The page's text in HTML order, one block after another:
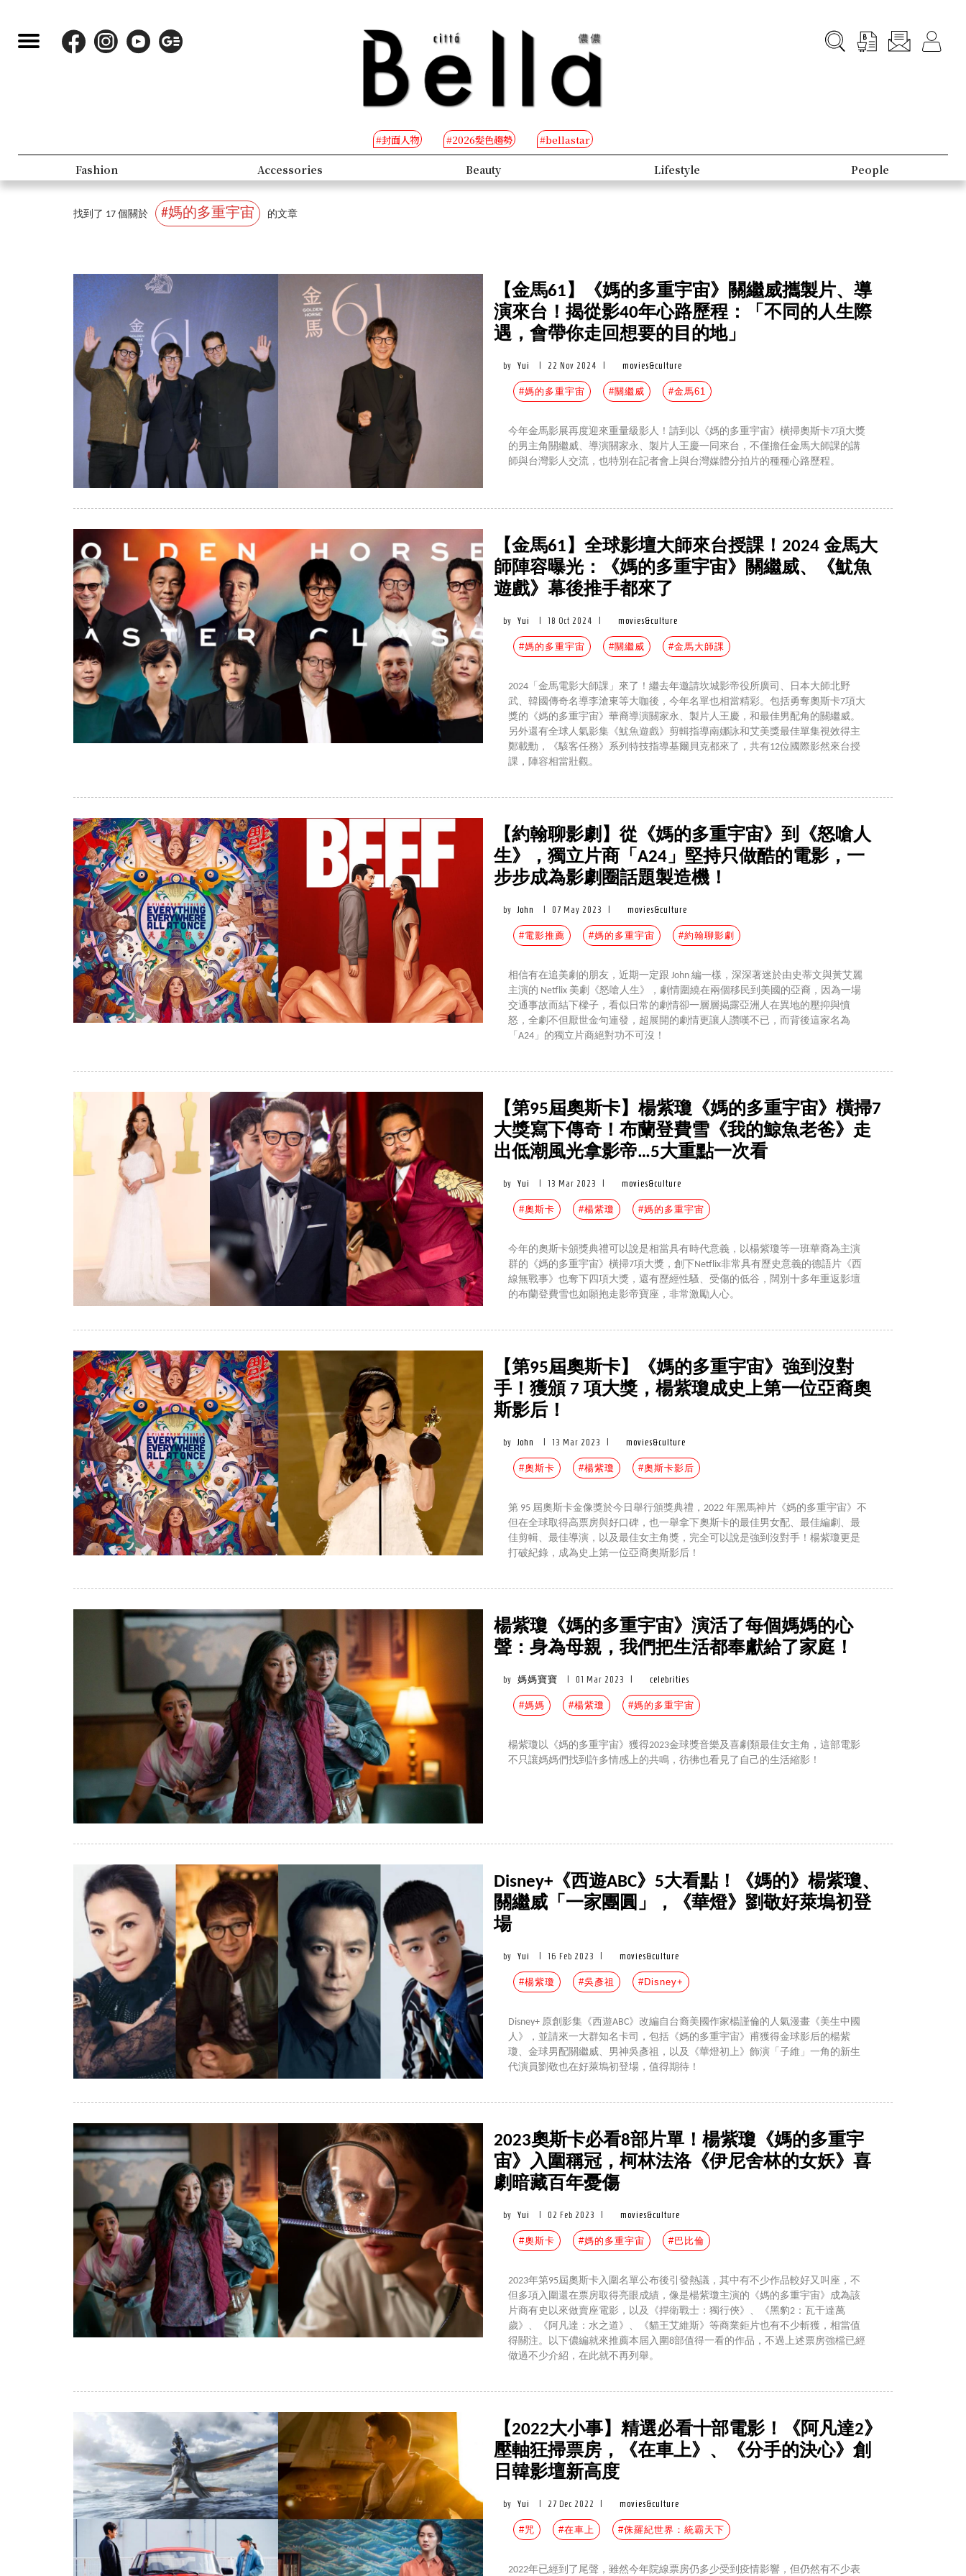
#封面人物 #2026髮色趨勢 #bellastar
Lifestyle People B-TV B-Club Topic
找到了 17 個關於 #媽的多重宇宙 的文章
【金馬61】《媽的多重宇宙》關繼威攜製片、導
演來台！揭從影40年心路歷程：「不同的人生際
遇，會帶你走回想要的目的地」
by Yui 22 Nov 2024 movies&culture
#媽的多重宇宙 #關繼威 #金馬61
今年金馬影展再度迎來重量級影人！請到以《媽的多重宇宙》橫掃奧斯卡7項大獎
的男主角關繼威、導演關家永、製片人王慶一同來台，不僅擔任金馬大師課的講
師與台灣影人交流，也特別在記者會上與台灣媒體分拍片的種種心路歷程。
【金馬61】全球影壇大師來台授課！2024 金馬大
師陣容曝光：《媽的多重宇宙》關繼威、《魷魚
遊戲》幕後推手都來了
by Yui 18 Oct 2024 movies&culture
#媽的多重宇宙 #關繼威 #金馬大師課
2024「金馬電影大師課」來了！繼去年邀請坎城影帝役所廣司、日本大師北野
武、韓國傳奇名導李滄東等大咖後，今年名單也相當精彩。包括勇奪奧斯卡7項大
獎的《媽的多重宇宙》華裔導演關家永、製片人王慶，和最佳男配角的關繼威。
另外還有全球人氣影集《魷魚遊戲》剪輯指導南娜詠和艾美獎最佳單集視效得主
鄭載勳，《駭客任務》系列特技指導基爾貝克都來了，共有12位國際影然來台授
課，陣容相當壯觀。
【約翰聊影劇】從《媽的多重宇宙》到《怒嗆人
生》，獨立片商「A24」堅持只做酷的電影，一
步步成為影劇圈話題製造機！
by John 07 May 2023 movies&culture
#電影推薦 #媽的多重宇宙 #約翰聊影劇
相信有在追美劇的朋友，近期一定跟 John 編一樣，深深著迷於由史蒂文與黃艾麗
主演的 Netflix 美劇《怒嗆人生》，劇情圍繞在兩個移民到美國的亞裔，因為一場
交通事故而結下樑子，看似日常的劇情卻一層層揭露亞洲人在異地的壓抑與憤
怒，全劇不但厭世金句連發，超展開的劇情更讓人讚嘆不已，而背後這家名為
「A24」的獨立片商絕對功不可沒！
【第95屆奧斯卡】楊紫瓊《媽的多重宇宙》橫掃7
大獎寫下傳奇！布蘭登費雪《我的鯨魚老爸》走
出低潮風光拿影帝…5大重點一次看
by Yui 13 Mar 2023 movies&culture
#奧斯卡 #楊紫瓊 #媽的多重宇宙
今年的奧斯卡頒獎典禮可以說是相當具有時代意義，以楊紫瓊等一班華裔為主演
群的《媽的多重宇宙》橫掃7項大獎，創下Netflix非常具有歷史意義的德語片《西
線無戰事》也奪下四項大獎，還有歷經性騷、受傷的低谷，闊別十多年重返影壇
的布蘭登費雪也如願抱走影帝寶座，非常激勵人心。
【第95屆奧斯卡】《媽的多重宇宙》強到沒對
手！獲頒 7 項大獎，楊紫瓊成史上第一位亞裔奧
斯影后！
by John 13 Mar 2023 movies&culture
#奧斯卡 #楊紫瓊 #奧斯卡影后
第 95 屆奧斯卡金像獎於今日舉行頒獎典禮，2022 年黑馬神片《媽的多重宇宙》不
但在全球取得高票房與好口碑，也一舉拿下奧斯卡的最佳男女配、最佳編劇、最
佳剪輯、最佳導演，以及最佳女主角獎，完全可以說是強到沒對手！楊紫瓊更是
打破紀錄，成為史上第一位亞裔奧斯影后！
楊紫瓊《媽的多重宇宙》演活了每個媽媽的心
聲：身為母親，我們把生活都奉獻給了家庭！
by 媽媽寶寶 01 Mar 2023 celebrities
#媽媽 #楊紫瓊 #媽的多重宇宙
楊紫瓊以《媽的多重宇宙》獲得2023金球獎音樂及喜劇類最佳女主角，這部電影
不只讓媽媽們找到許多情感上的共鳴，彷彿也看見了自己的生活縮影！
Disney+《西遊ABC》5大看點！《媽的》楊紫瓊、
關繼威「一家團圓」，《華燈》劉敬好萊塢初登
場
by Yui 16 Feb 2023 movies&culture
#楊紫瓊 #吳彥祖 #Disney+
Disney+ 原創影集《西遊ABC》改編自台裔美國作家楊謹倫的人氣漫畫《美生中國
人》，並請來一大群知名卡司，包括《媽的多重宇宙》甫獲得金球影后的楊紫
瓊、金球男配關繼威、男神吳彥祖，以及《華燈初上》飾演「子維」一角的新生
代演員劉敬也在好萊塢初登場，值得期待！
2023奧斯卡必看8部片單！楊紫瓊《媽的多重宇
宙》入圍稱冠，柯林法洛《伊尼舍林的女妖》喜
劇暗藏百年憂傷
by Yui 02 Feb 2023 movies&culture
#奧斯卡 #媽的多重宇宙 #巴比倫
2023年第95屆奧斯卡入圍名單公布後引發熱議，其中有不少作品較好又叫座，不
但多項入圍還在票房取得亮眼成績，像是楊紫瓊主演的《媽的多重宇宙》成為該
片商有史以來做賣座電影，以及《捍衛戰士：獨行俠》、《黑豹2：瓦干達萬
歲》、《阿凡達：水之道》、《貓王艾維斯》等商業鉅片也有不少斬獲，相當值
得關注。以下儂編就來推薦本屆入圍8部值得一看的作品，不過上述票房強檔已經
做過不少介紹，在此就不再列舉。
【2022大小事】精選必看十部電影！《阿凡達2》
壓軸狂掃票房，《在車上》、《分手的決心》創
日韓影壇新高度
by Yui 27 Dec 2022 movies&culture
#咒 #在車上 #侏羅紀世界：統霸天下
2022年已經到了尾聲，雖然今年院線票房仍多少受到疫情影響，但仍然有不少表